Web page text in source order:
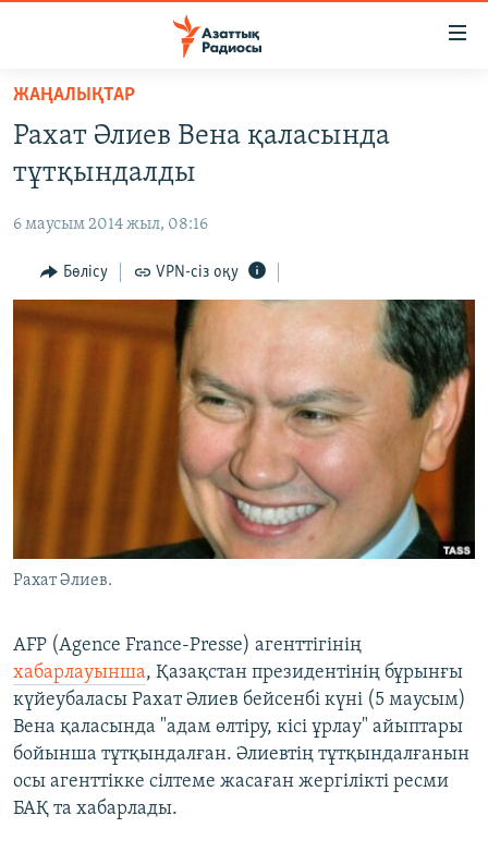
Skip
main
content
Skip
to
Navigation
Skip
AZATTYQTV
ҚАҢТАР ОҚИҒАСЫ
АДАМ ҚҰҚЫҚТАРЫ
ӘЛЕУМЕТ
АРНАЙЫ ЖОБАЛАР
ЖАҢАЛЫҚТАР
Рахат Әлиев Вена қаласында
тұтқындалды
6 маусым 2014 жыл, 08:16
Бөлісу VPN-сіз оқу
Рахат Әлиев.
AFP (Agence France-Presse) агенттігінің
хабарлауынша, Қазақстан президентінің бұрынғы
күйеубаласы Рахат Әлиев бейсенбі күні (5 маусым)
Вена қаласында "адам өлтіру, кісі ұрлау" айыптары
бойынша тұтқындалған. Әлиевтің тұтқындалғанын
осы агенттікке сілтеме жасаған жергілікті ресми
БАҚ та хабарлады.